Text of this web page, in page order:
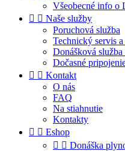
Všeobecné info o
  Naše služby
Poruchová služba
Technický servis
Donášková služba
Dočasné
  Kontakt
O nás
FAQ
Na stiahnutie
Kontakty
  Eshop
  Donáška